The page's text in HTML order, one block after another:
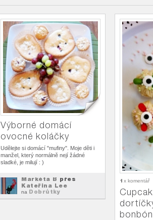
Výborné domácí
ovocné koláčky
Udělejte si domácí "mufiny". Moje děti i
manžel, který normálně nejí žádné
sladké, je milují : )
Markéta B přes
Kateřina Lee
na Dobrůtky
1 x komentář